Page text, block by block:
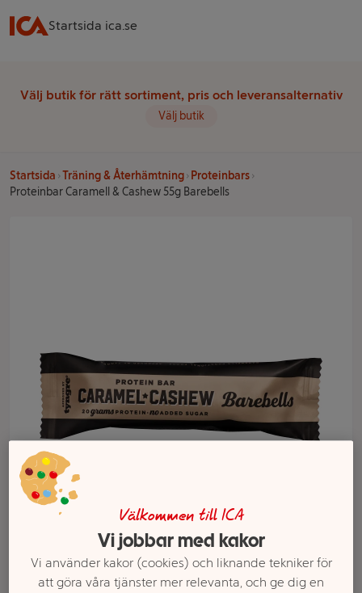
Startsida ica.se
Välj butik för rätt sortiment, pris och leveransalternativ
Välj butik
Startsida Träning & Återhämtning
Proteinbars
Proteinbar Caramell & Cashew 55g Barebells
Välj butik och handla
Välkommen till ICA
Vi jobbar med kakor
Vi använder kakor (cookies) och liknande tekniker för
att göra våra tjänster mer relevanta, och ge dig en